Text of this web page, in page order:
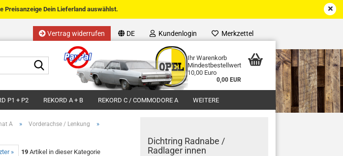
Vertrag widerrufen DE
Sprache auswählen
Lieferland
Kundenlogin
Passwort
Merkzettel
Suche...
Ihr Warenkorb
Mindestbestellwert
10,00 Euro
0,00 EUR
Preisanzeige Dein Lieferland auswählst.
P1 + P2 REKORD A + B REKORD C / COMMODORE A WEITERE
A » Vorderachse / Lenkung »
» 19 Artikel in dieser Kategorie
Dichtring Radnabe /
Radlager innen